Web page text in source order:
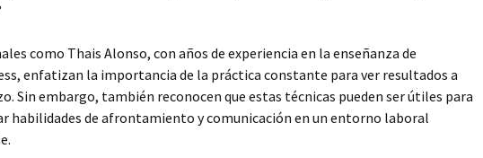
como Thais Alonso, con años de experiencia en la enseñanza de
enfatizan la importancia de la práctica constante para ver resultados a
Sin embargo, también reconocen que estas técnicas pueden ser útiles para
habilidades de afrontamiento y comunicación en un entorno laboral